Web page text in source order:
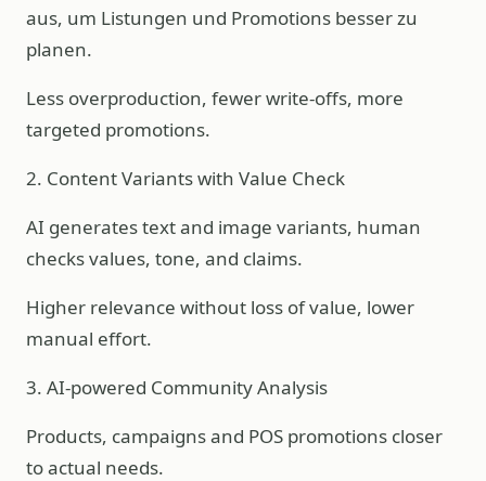
aus, um Listungen und Promotions besser zu
planen.
Less overproduction, fewer write-offs, more
targeted promotions.
2. Content Variants with Value Check
AI generates text and image variants, human
checks values, tone, and claims.
Higher relevance without loss of value, lower
manual effort.
3. AI-powered Community Analysis
Products, campaigns and POS promotions closer
to actual needs.